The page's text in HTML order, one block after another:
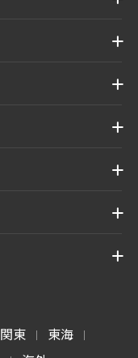
関東 | 東海 |